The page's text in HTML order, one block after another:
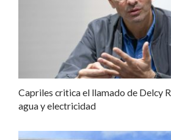
Capriles critica el llamado de Delcy
agua y electricidad